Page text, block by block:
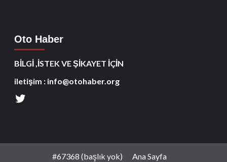
Oto Haber
BİLGİ ,İSTEK VE ŞİKAYET İÇİN
iletişim : info@otohaber.org
#67368 (başlık yok) Ana Sayfa